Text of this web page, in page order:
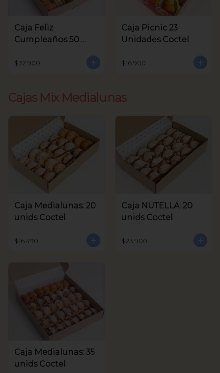
Caja Feliz
Cumpleaños 50:
$32.900
Caja Picnic 23
Unidades Coctel
$16.900
Cajas Mix Medialunas
Caja Medialunas: 20
unids Coctel
$16.490
Caja NUTELLA: 20
unids Coctel
$23.900
Caja Medialunas: 35
unids Coctel